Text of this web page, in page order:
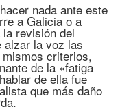
nada ante este
a Galicia o a
revisión del
alzar la voz las
criterios,
de la «fatiga
de ella fue
que más daño